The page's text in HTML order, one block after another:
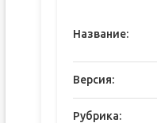
Название:
Версия:
Рубрика: